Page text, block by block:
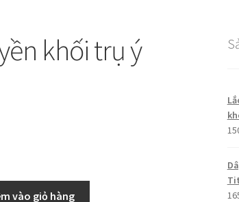
khối trụ ý
vào giỏ hàng